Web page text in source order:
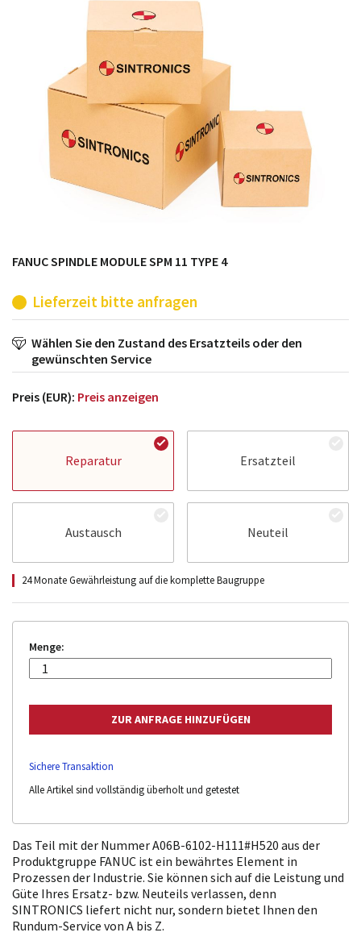
möglich. SINTRONICS ist dann ihr Partner, der
entweder die alten Baugruppen technisch hochwertig
repariert oder ihnen die abgekündigten Baugruppen
aus dem eigenen Lager ersetzt.
FANUC SPINDLE MODULE SPM 11 TYPE 4
Lieferzeit bitte anfragen
Wählen Sie den Zustand des Ersatzteils oder den
gewünschten Service
Preis (EUR): Preis anzeigen
Reparatur Ersatzteil
Austausch Neuteil
24 Monate Gewährleistung auf die komplette Baugruppe
Menge:
Sichere Transaktion
Alle Artikel sind vollständig überholt und getestet
Das Teil mit der Nummer A06B-6102-H111#H520 aus der
Produktgruppe FANUC ist ein bewährtes Element in
Prozessen der Industrie. Sie können sich auf die Leistung und
Güte Ihres Ersatz- bzw. Neuteils verlassen, denn
SINTRONICS liefert nicht nur, sondern bietet Ihnen den
Rundum-Service von A bis Z.